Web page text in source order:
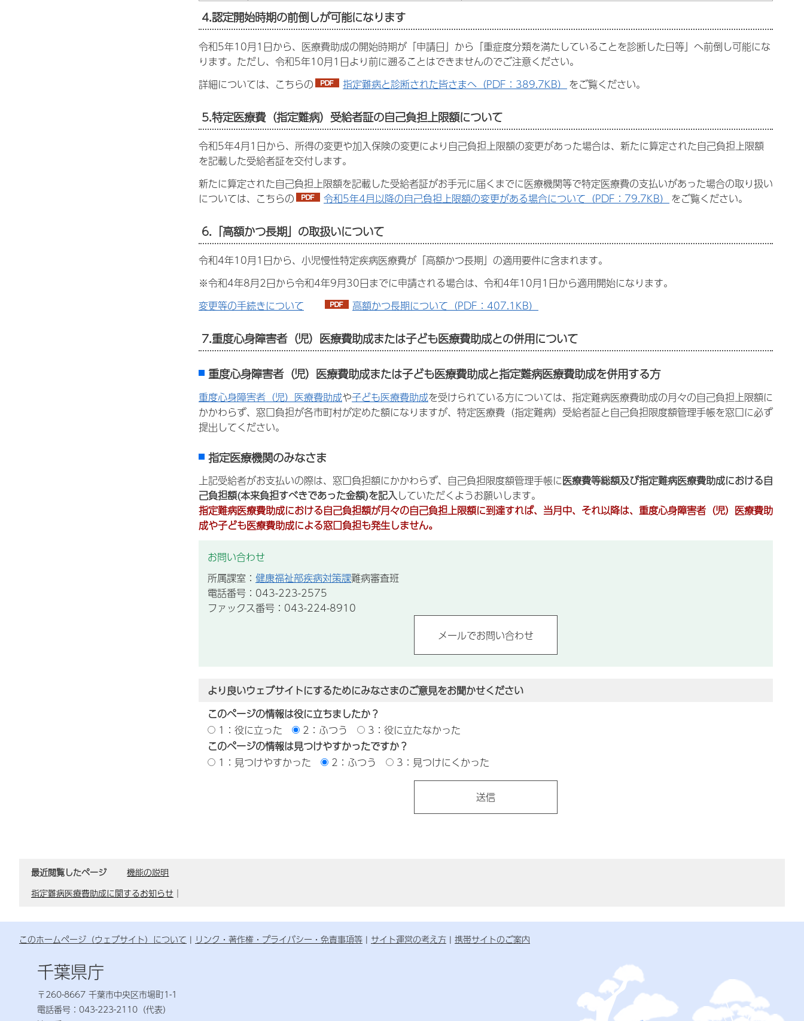
4.認定開始時期の前倒しが可能になります
令和5年10月1日から、医療費助成の開始時期が「申請日」から「重症度分類を満たしていることを診断した日等」へ前倒し可能にな
ります。ただし、令和5年10月1日より前に遡ることはできませんのでご注意ください。
詳細については、こちらの
指定難病と診断された皆さまへ（PDF：389.7KB） をご覧ください。
5.特定医療費（指定難病）受給者証の自己負担上限額について
令和5年4月1日から、所得の変更や加入保険の変更により自己負担上限額の変更があった場合は、新たに算定された自己負担上限額
を記載した受給者証を交付します。
新たに算定された自己負担上限額を記載した受給者証がお手元に届くまでに医療機関等で特定医療費の支払いがあった場合の取り扱い
については、こちらの
令和5年4月以降の自己負担上限額の変更がある場合について（PDF：79.7KB） をご覧ください。
6.「高額かつ長期」の取扱いについて
令和4年10月1日から、小児慢性特定疾病医療費が「高額かつ長期」の適用要件に含まれます。
※令和4年8月2日から令和4年9月30日までに申請される場合は、令和4年10月1日から適用開始になります。
変更等の手続きについて
高額かつ長期について（PDF：407.1KB）
7.重度心身障害者（児）医療費助成または子ども医療費助成との併用について
重度心身障害者（児）医療費助成または子ども医療費助成と指定難病医療費助成を併用する方
重度心身障害者（児）医療費助成や子ども医療費助成を受けられている方については、指定難病医療費助成の月々の自己負担上限額に
かかわらず、窓口負担が各市町村が定めた額になりますが、特定医療費（指定難病）受給者証と自己負担限度額管理手帳を窓口に必ず
提出してください。
指定医療機関のみなさま
上記受給者がお支払いの際は、窓口負担額にかかわらず、自己負担限度額管理手帳に医療費等総額及び指定難病医療費助成における自
己負担額(本来負担すべきであった金額)を記入していただくようお願いします。
指定難病医療費助成における自己負担額が月々の自己負担上限額に到達すれば、当月中、それ以降は、重度心身障害者（児）医療費助
成や子ども医療費助成による窓口負担も発生しません。
お問い合わせ
所属課室： 健康福祉部疾病対策課難病審査班
電話番号：043-223-2575
ファックス番号：043-224-8910
より良いウェブサイトにするためにみなさまのご意見をお聞かせください
このページの情報は役に立ちましたか？
1：役に立った
2：ふつう
3：役に立たなかった
このページの情報は見つけやすかったですか？
1：見つけやすかった
2：ふつう 3：見つけにくかった
最近閲覧したページ
機能の説明
指定難病医療費助成に関するお知らせ ｜
このホームページ（ウェブサイト）について リンク・著作権・プライバシー・免責事項等 サイト運営の考え方 携帯サイトのご案内
千葉県庁
〒260-8667 千葉市中央区市場町1-1
電話番号：043-223-2110（代表）